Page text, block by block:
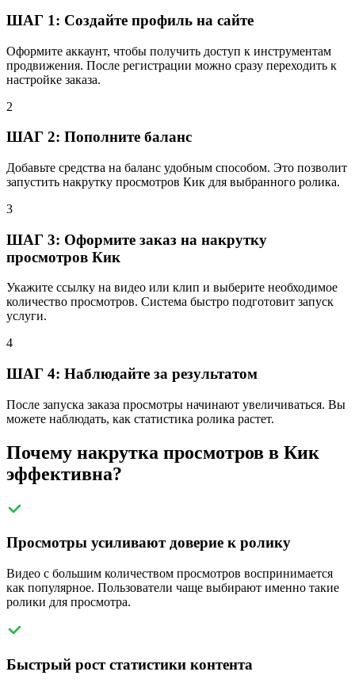
ШАГ 1: Создайте профиль на сайте
Оформите аккаунт, чтобы получить доступ к инструментам
продвижения. После регистрации можно сразу переходить к
настройке заказа.
2
ШАГ 2: Пополните баланс
Добавьте средства на баланс удобным способом. Это позволит
запустить накрутку просмотров Кик для выбранного ролика.
3
ШАГ 3: Оформите заказ на накрутку
просмотров Кик
Укажите ссылку на видео или клип и выберите необходимое
количество просмотров. Система быстро подготовит запуск
услуги.
4
ШАГ 4: Наблюдайте за результатом
После запуска заказа просмотры начинают увеличиваться. Вы
можете наблюдать, как статистика ролика растет.
Почему накрутка просмотров в Кик
эффективна?
Просмотры усиливают доверие к ролику
Видео с большим количеством просмотров воспринимается
как популярное. Пользователи чаще выбирают именно такие
ролики для просмотра.
Быстрый рост статистики контента